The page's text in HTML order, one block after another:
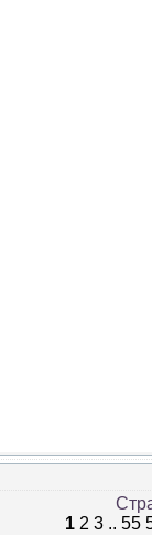
1 2 3 .. 55